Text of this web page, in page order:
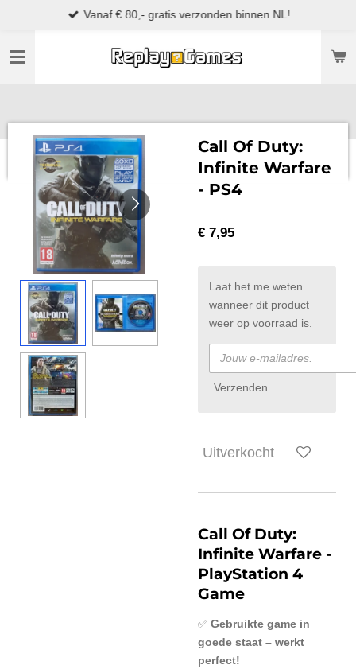
naar
Vanaf € 80,- gratis verzonden binnen NL!
Call Of Duty:
Infinite Warfare
- PS4
€ 7,95
Laat het me weten
wanneer dit product
weer op voorraad is.
Verzenden
Uitverkocht
Call Of Duty:
Infinite Warfare -
PlayStation 4
Game
✅ Gebruikte game in
goede staat – werkt
perfect!